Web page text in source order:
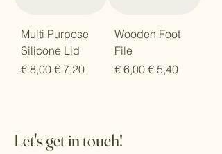
Multi Purpose
Silicone Lid
Regular Price
€ 8,00 Sale Price
€ 7,20
Wooden Foot
File
Regular Price
€ 6,00 Sale Price
€ 5,40
Let's get in touch!